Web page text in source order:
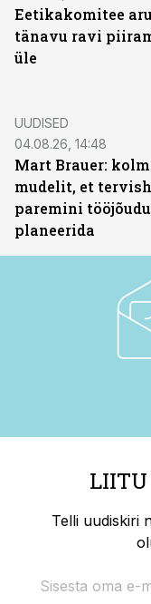
Eetikakomitee
tänavu ravi
üle
UUDISED
04.08.26, 14:48
Mart Brauer: kolm
mudelit, et
paremini tööjõudu
planeerida
LIITU
Telli uudiskiri